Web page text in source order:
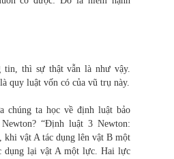
tin, thì sự thật vẫn là như vậy.
quy luật vốn có của vũ trụ này.
chúng ta học về định luật bảo
“Định luật 3 Newton:
vật A tác dụng lên vật B một
dụng lại vật A một lực. Hai lực